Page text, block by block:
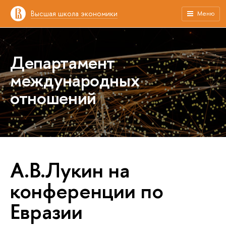
Высшая школа экономики Меню
Департамент
международных
отношений
А.В.Лукин на
конференции по
Евразии